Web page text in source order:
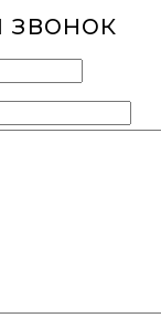
звонок